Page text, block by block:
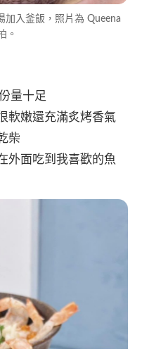
加入釜飯，照片為 Queena
。
量十足
軟嫩還充滿炙烤香氣
柴
外面吃到我喜歡的魚